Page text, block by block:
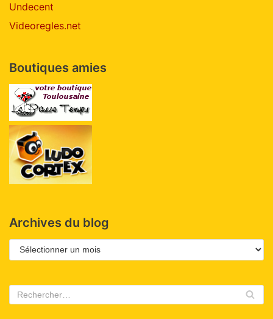
Undecent
Videoregles.net
Boutiques amies
Archives du blog